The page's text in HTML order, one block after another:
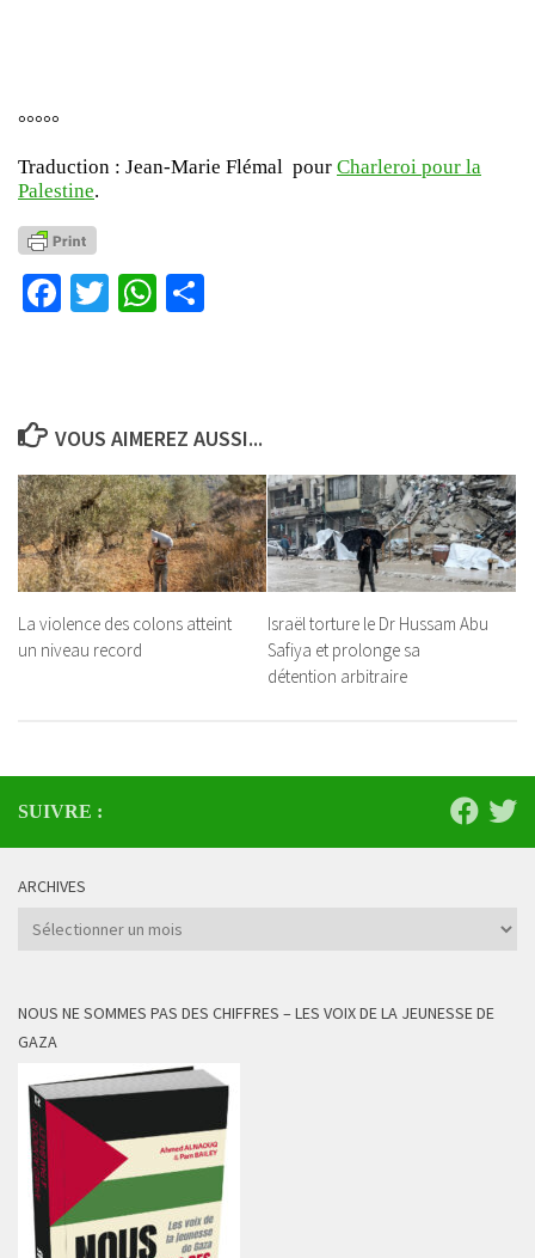
°°°°°
Traduction : Jean-Marie Flémal pour Charleroi pour la
Palestine.
Facebook
TwitterWhatsApp
VOUS AIMEREZ AUSSI...
La violence des colons atteint
un niveau record
Israël torture le Dr Hussam Abu
Safiya et prolonge sa
détention arbitraire
SUIVRE :
ARCHIVES
Archives
NOUS NE SOMMES PAS DES CHIFFRES – LES VOIX DE LA JEUNESSE DE
GAZA